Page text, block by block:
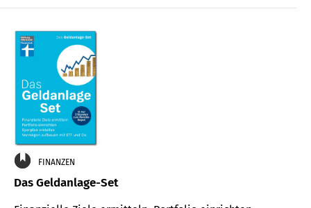
FINANZEN
Das Geldanlage-Set